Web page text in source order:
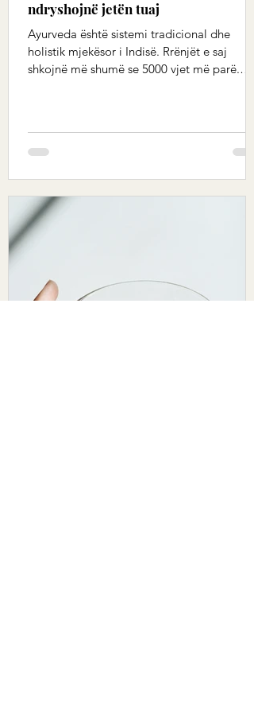
ndryshojnë jetën tuaj
Ayurveda është sistemi tradicional dhe
holistik mjekësor i Indisë. Rrënjët e saj
shkojnë më shumë se 5000 vjet më parë.